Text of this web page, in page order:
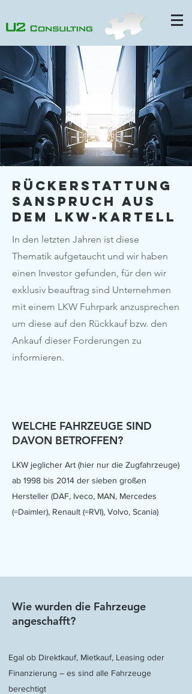
Rückerstattung
sanspruch aus
dem LKW-Kartell
In den letzten Jahren ist diese
Thematik aufgetaucht und wir haben
einen Investor gefunden, für den wir
exklusiv beauftrag sind Unternehmen
mit einem LKW Fuhrpark anzusprechen
um diese auf den Rückkauf bzw. den
Ankauf dieser Forderungen zu
informieren.
WELCHE FAHRZEUGE SIND
DAVON BETROFFEN?
LKW jeglicher Art (hier nur die Zugfahrzeuge)
ab 1998 bis 2014 der sieben großen
Hersteller (DAF, Iveco, MAN, Mercedes
(=Daimler), Renault (=RVI), Volvo, Scania)
Wie wurden die Fahrzeuge
angeschafft?
Egal ob Direktkauf, Mietkauf, Leasing oder
Finanzierung – es sind alle Fahrzeuge
berechtigt